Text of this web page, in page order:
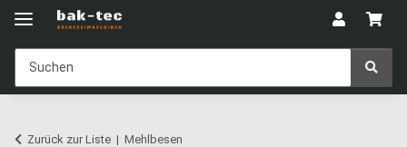
Zurück zur Liste Mehlbesen